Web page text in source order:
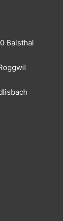
Balsthal